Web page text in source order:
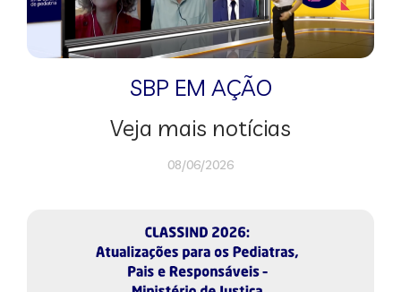
SBP EM AÇÃO
Veja mais notícias
08/06/2026